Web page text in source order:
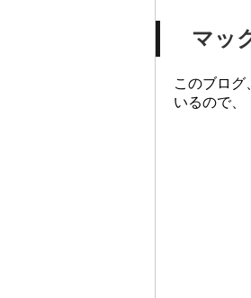
マッ
このブログ
いるので、